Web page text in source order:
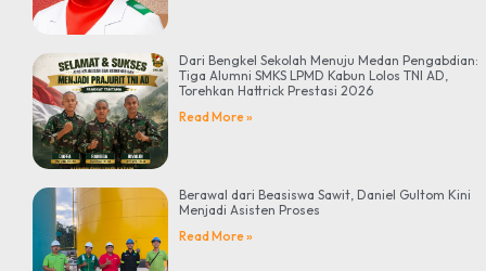
Dari Bengkel Sekolah Menuju Medan Pengabdian:
Tiga Alumni SMKS LPMD Kabun Lolos TNI AD,
Torehkan Hattrick Prestasi 2026
Read More »
Berawal dari Beasiswa Sawit, Daniel Gultom Kini
Menjadi Asisten Proses
Read More »